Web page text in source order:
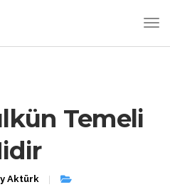
Temeli
Aktürk